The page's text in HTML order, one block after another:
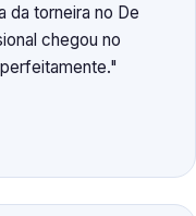
da torneira no De
chegou no